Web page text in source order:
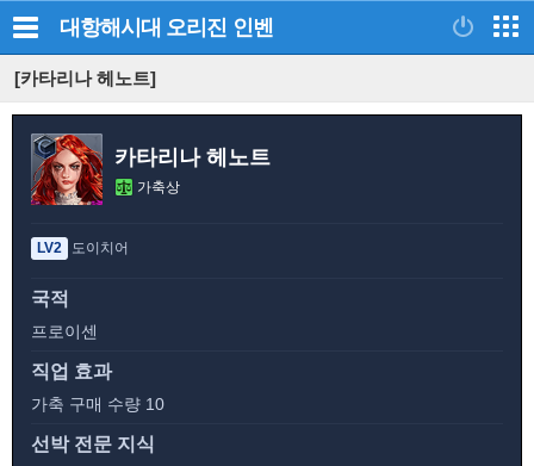
대항해시대 오리진 인벤
[카타리나 헤노트]
카타리나 헤노트
가축상
LV2 도이치어
국적
프로이센
직업 효과
가축 구매 수량 10
선박 전문 지식